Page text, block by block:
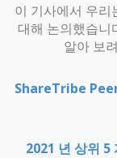
이 기사에서 우
대해 논의했습
알아 보
ShareTribe
2021 년 상위 5